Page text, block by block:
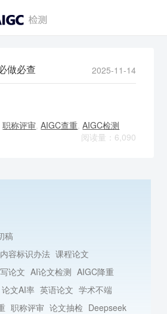
做必查 2025-11-14
职称评审,AIGC查重,AIGC检测
阅读量：6,090
稿
容标识办法 课程论文
论文 AI论文检测 AIGC降重
论文AI率 英语论文 学术不端
职称评审 论文抽检 Deepseek